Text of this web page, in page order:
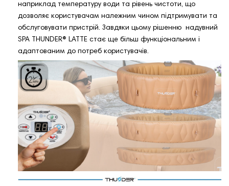
наприклад температуру води та рівень чистоти, що
дозволяє користувачам належним чином підтримувати та
обслуговувати пристрій. Завдяки цьому рішенню надувний
SPA THUNDER®️ LATTE стає ще більш функціональним і
адаптованим до потреб користувачів.